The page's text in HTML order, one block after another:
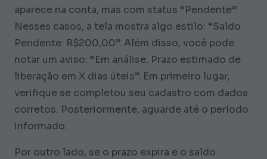
aparece na conta, mas com status “Pendente”.
Nesses casos, a tela mostra algo estilo: “Saldo
Pendente: R$200,00”. Além disso, você pode
notar um aviso: “Em análise. Prazo estimado de
liberação em X dias úteis”. Em primeiro lugar,
verifique se completou seu cadastro com dados
corretos. Posteriormente, aguarde até o período
informado.
Por outro lado, se o prazo expira e o saldo